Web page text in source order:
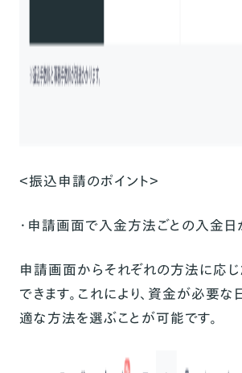
＜振込申請のポイント＞
・申請画面で入金方法ごとの入金日
申請画面からそれぞれの方法に応
できます。これにより、資金が必要
適な方法を選ぶことが可能です。